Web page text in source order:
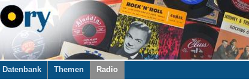
Datenbank Themen Radio